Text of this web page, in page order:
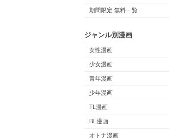
期間限定 無料一覧
ジャンル別漫画
女性漫画
少女漫画
青年漫画
少年漫画
TL漫画
BL漫画
オトナ漫画